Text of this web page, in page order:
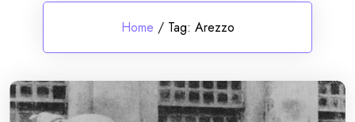
Home / Tag: Arezzo